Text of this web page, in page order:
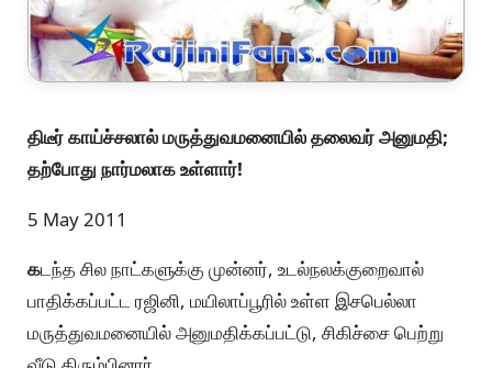
திடீர் காய்ச்சலால் மருத்துவமனையில் தலைவர் அனுமதி;
தற்போது நார்மலாக உள்ளார்!
5 May 2011
கடந்த சில நாட்களுக்கு முன்னர், உடல்நலக்குறைவால்
பாதிக்கப்பட்ட ரஜினி, மயிலாப்பூரில் உள்ள இசபெல்லா
மருத்துவமனையில் அனுமதிக்கப்பட்டு, சிகிச்சை பெற்று